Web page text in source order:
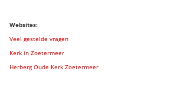
Websites:
Veel gestelde vragen
Kerk in Zoetermeer
Herberg Oude Kerk Zoetermeer